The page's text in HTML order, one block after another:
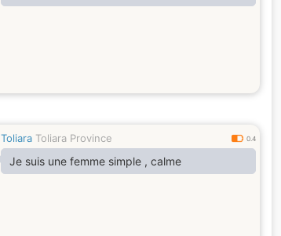
Toliara Toliara Province 0.4
Je suis une femme simple , calme